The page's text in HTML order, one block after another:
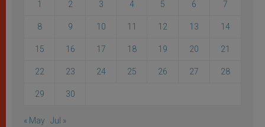
1 2 3 4 5 6 7
8 9 10 11 12 13 14
15 16 17 18 19 20 21
22 23 24 25 26 27 28
29 30
« May Jul »